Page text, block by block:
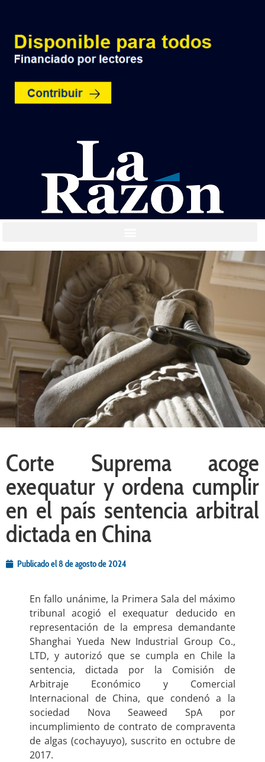
Corte Suprema acoge
exequatur y ordena cumplir
en el país sentencia arbitral
dictada en China
Publicado el8 de agosto de 2024
En fallo unánime, la Primera Sala del máximo
tribunal acogió el exequatur deducido en
representación de la empresa demandante
Shanghai Yueda New Industrial Group Co.,
LTD, y autorizó que se cumpla en Chile la
sentencia, dictada por la Comisión de
Arbitraje Económico y Comercial
Internacional de China, que condenó a la
sociedad Nova Seaweed SpA por
incumplimiento de contrato de compraventa
de algas (cochayuyo), suscrito en octubre de
2017.